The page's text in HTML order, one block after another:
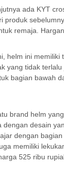
ada KYT
produk
remaja.
helm ini memiliki
yang tidak
bagian bawah
brand helm
desain
dengan
memiliki
525 ribu